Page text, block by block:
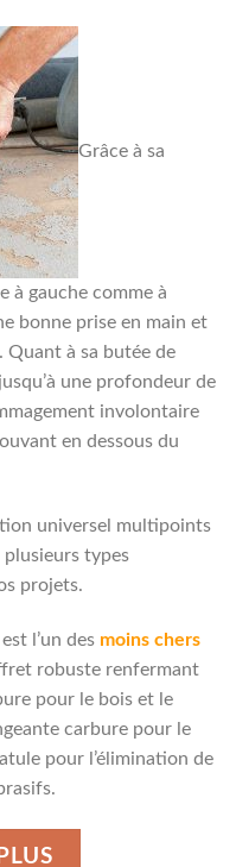
Grâce à sa
à gauche comme à
bonne prise en main et
Quant à sa butée de
une profondeur de
involontaire
en dessous du
universel multipoints
plusieurs types
projets.
l’un des moins chers
robuste renfermant
pour le bois et le
carbure pour le
pour l’élimination de